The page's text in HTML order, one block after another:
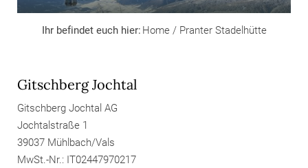
Ihr befindet euch hier: Home / Pranter Stadelhütte
Gitschberg Jochtal
Gitschberg Jochtal AG
Jochtalstraße 1
39037 Mühlbach/Vals
MwSt.-Nr.: IT02447970217